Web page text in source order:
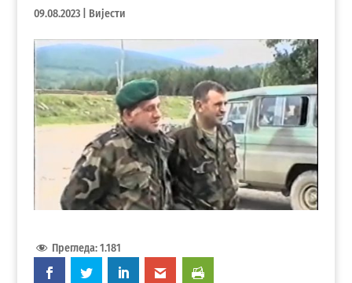
09.08.2023| Вијести
Прегледа: 1.181